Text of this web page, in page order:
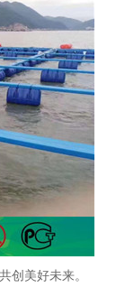
创美好未来。